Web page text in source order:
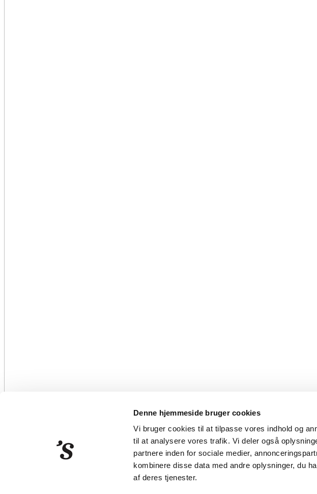
Denne hjemmeside bruger cookies
Vi bruger cookies til at tilpasse vores indhold og
til at analysere vores trafik. Vi deler også
partnere inden for sociale medier,
kombinere disse data med andre oplysninger, du
af deres tjenester.
Claudia Rebecca Juul Kassentoft
Klik her, hvis du vil